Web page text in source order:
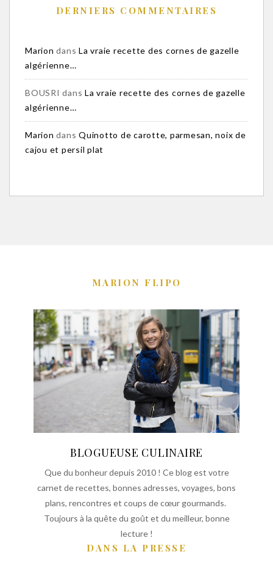
DERNIERS COMMENTAIRES
Marion dans La vraie recette des cornes de gazelle
algérienne…
BOUSRI dans La vraie recette des cornes de gazelle
algérienne…
Marion dans Quinotto de carotte, parmesan, noix de
cajou et persil plat
MARION FLIPO
BLOGUEUSE CULINAIRE
Que du bonheur depuis 2010 ! Ce blog est votre
carnet de recettes, bonnes adresses, voyages, bons
plans, rencontres et coups de cœur gourmands.
Toujours à la quête du goût et du meilleur, bonne
lecture !
DANS LA PRESSE